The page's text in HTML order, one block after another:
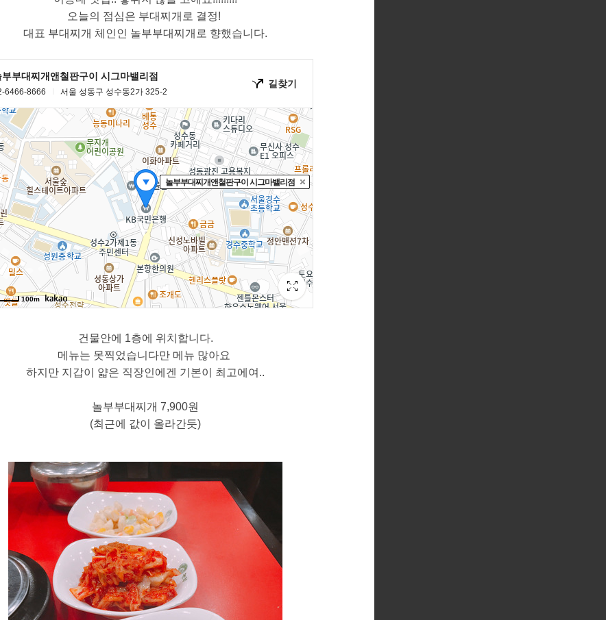
오늘의 점심은 부대찌개로 결정!
대표 부대찌개 체인인 놀부부대찌개로 향했습니다.
건물안에 1층에 위치합니다.
메뉴는 못찍었습니다만 메뉴 많아요
하지만 지갑이 얇은 직장인에겐 기본이 최고에여..
놀부부대찌개 7,900원
(최근에 값이 올라간듯)